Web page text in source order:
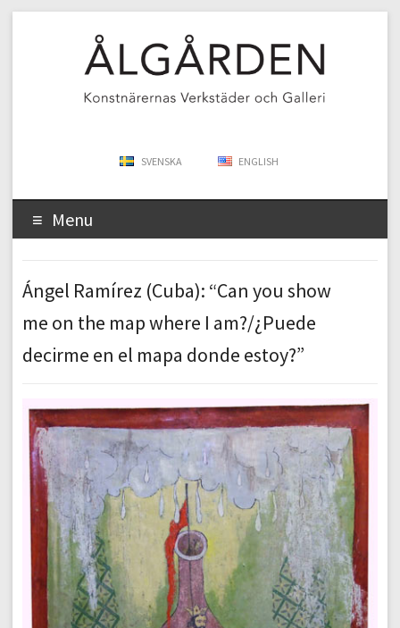
SVENSKA ENGLISH
Menu
Ángel Ramírez (Cuba): “Can you show
me on the map where I am?/¿Puede
decirme en el mapa donde estoy?”